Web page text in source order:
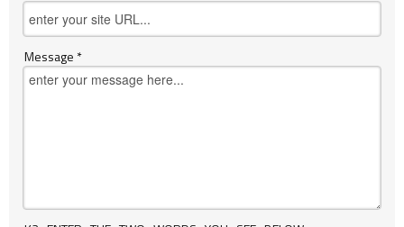
Message *